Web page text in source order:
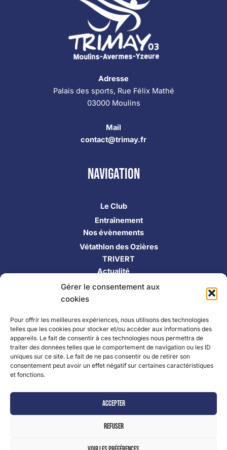
Gérer le consentement aux
cookies
Pour offrir les meilleures expériences, nous utilisons des technologies
telles que les cookies pour stocker et/ou accéder aux informations des
appareils. Le fait de consentir à ces technologies nous permettra de
traiter des données telles que le comportement de navigation ou les ID
uniques sur ce site. Le fait de ne pas consentir ou de retirer son
consentement peut avoir un effet négatif sur certaines caractéristiques
et fonctions.
Accepter
Refuser
Adresse
Palais des sports, Rue Félix Mathé
03000 Moulins
Mail
contact@trimay.fr
Navigation
Le Club
Entraînement
Nos évènements
Vétathlon des Ozières
TRIVERT
Actualité
Contact
Suivez-nous !
Copyright © 2026 TRIMAY | Powered by